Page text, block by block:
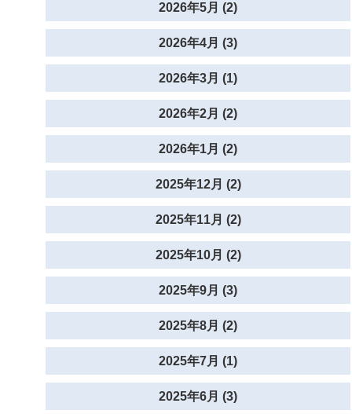
2026年5月 (2)
2026年4月 (3)
2026年3月 (1)
2026年2月 (2)
2026年1月 (2)
2025年12月 (2)
2025年11月 (2)
2025年10月 (2)
2025年9月 (3)
2025年8月 (2)
2025年7月 (1)
2025年6月 (3)